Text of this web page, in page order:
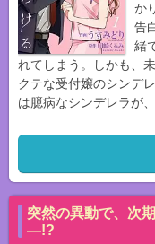
か
告
緒
れてしまう。しかも、
クテな受付嬢のシンデ
は臆病なシンデレラが
突然の異動で、次
―!?